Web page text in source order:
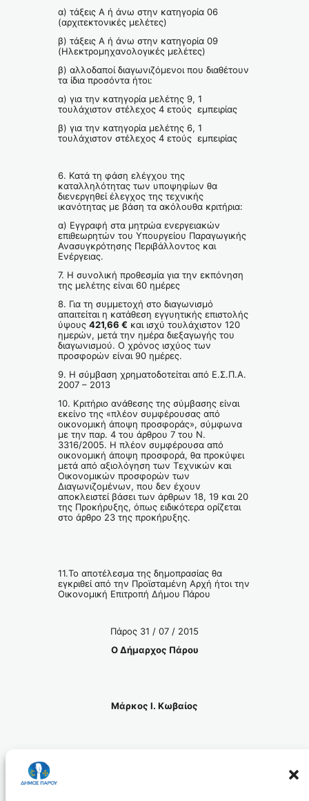
α) τάξεις Α ή άνω στην κατηγορία 06
(αρχιτεκτονικές μελέτες)
β) τάξεις Α ή άνω στην κατηγορία 09
(Ηλεκτρομηχανολογικές μελέτες)
β) αλλοδαποί διαγωνιζόμενοι που διαθέτουν
τα ίδια προσόντα ήτοι:
α) για την κατηγορία μελέτης 9, 1
τουλάχιστον στέλεχος 4 ετούς εμπειρίας
β) για την κατηγορία μελέτης 6, 1
τουλάχιστον στέλεχος 4 ετούς εμπειρίας
6. Κατά τη φάση ελέγχου της
καταλληλότητας των υποψηφίων θα
διενεργηθεί έλεγχος της τεχνικής
ικανότητας με βάση τα ακόλουθα κριτήρια:
α) Εγγραφή στα μητρώα ενεργειακών
επιθεωρητών του Υπουργείου Παραγωγικής
Ανασυγκρότησης Περιβάλλοντος και
Ενέργειας.
7. Η συνολική προθεσμία για την εκπόνηση
της μελέτης είναι 60 ημέρες
8. Για τη συμμετοχή στο διαγωνισμό
απαιτείται η κατάθεση εγγυητικής επιστολής
ύψους 421,66 € και ισχύ τουλάχιστον 120
ημερών, μετά την ημέρα διεξαγωγής του
διαγωνισμού. Ο χρόνος ισχύος των
προσφορών είναι 90 ημέρες.
9. Η σύμβαση χρηματοδοτείται από Ε.Σ.Π.Α.
2007 – 2013
10. Κριτήριο ανάθεσης της σύμβασης είναι
εκείνο της «πλέον συμφέρουσας από
οικονομική άποψη προσφοράς», σύμφωνα
με την παρ. 4 του άρθρου 7 του Ν.
3316/2005. Η πλέον συμφέρουσα από
οικονομική άποψη προσφορά, θα προκύψει
μετά από αξιολόγηση των Τεχνικών και
Οικονομικών προσφορών των
Διαγωνιζομένων, που δεν έχουν
αποκλειστεί βάσει των άρθρων 18, 19 και 20
της Προκήρυξης, όπως ειδικότερα ορίζεται
στο άρθρο 23 της προκήρυξης.
11.Το αποτέλεσμα της δημοπρασίας θα
εγκριθεί από την Προϊσταμένη Αρχή ήτοι την
Οικονομική Επιτροπή Δήμου Πάρου
Πάρος 31 / 07 / 2015
Ο Δήμαρχος Πάρου
Μάρκος Ι. Κωβαίος